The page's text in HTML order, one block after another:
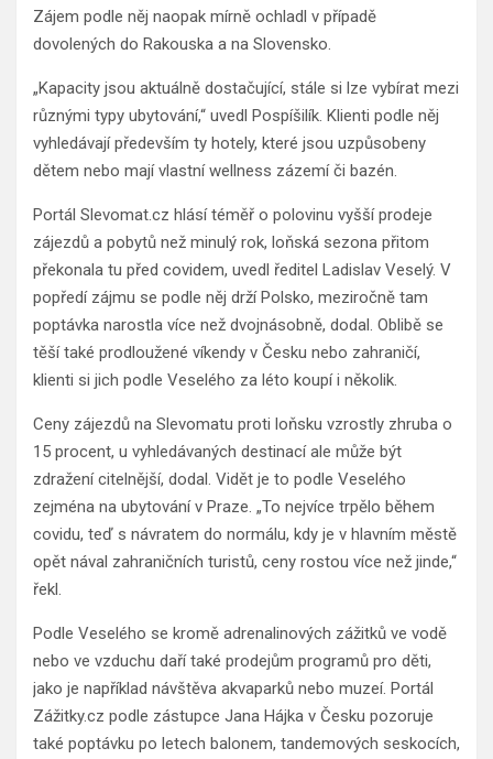
Zájem podle něj naopak mírně ochladl v případě
dovolených do Rakouska a na Slovensko.
„Kapacity jsou aktuálně dostačující, stále si lze vybírat mezi
různými typy ubytování,“ uvedl Pospíšilík. Klienti podle něj
vyhledávají především ty hotely, které jsou uzpůsobeny
dětem nebo mají vlastní wellness zázemí či bazén.
Portál Slevomat.cz hlásí téměř o polovinu vyšší prodeje
zájezdů a pobytů než minulý rok, loňská sezona přitom
překonala tu před covidem, uvedl ředitel Ladislav Veselý. V
popředí zájmu se podle něj drží Polsko, meziročně tam
poptávka narostla více než dvojnásobně, dodal. Oblibě se
těší také prodloužené víkendy v Česku nebo zahraničí,
klienti si jich podle Veselého za léto koupí i několik.
Ceny zájezdů na Slevomatu proti loňsku vzrostly zhruba o
15 procent, u vyhledávaných destinací ale může být
zdražení citelnější, dodal. Vidět je to podle Veselého
zejména na ubytování v Praze. „To nejvíce trpělo během
covidu, teď s návratem do normálu, kdy je v hlavním městě
opět nával zahraničních turistů, ceny rostou více než jinde,“
řekl.
Podle Veselého se kromě adrenalinových zážitků ve vodě
nebo ve vzduchu daří také prodejům programů pro děti,
jako je například návštěva akvaparků nebo muzeí. Portál
Zážitky.cz podle zástupce Jana Hájka v Česku pozoruje
také poptávku po letech balonem, tandemových seskocích,